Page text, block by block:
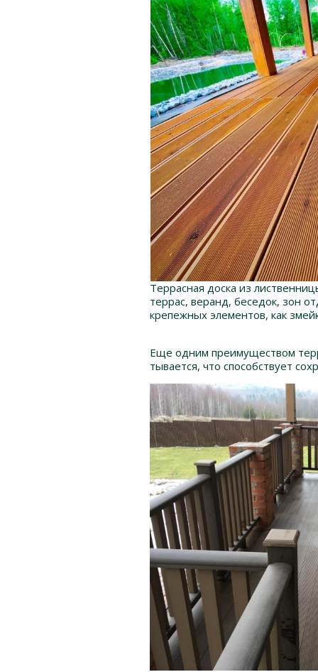
Террасная доска из
террас, веранд, беседок, зон
крепежных элементов, как
Еще одним преимуществом
тывается, что способствует